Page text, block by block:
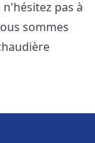
n'hésitez pas à
sommes